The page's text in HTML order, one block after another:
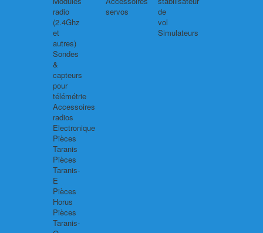
radio
(2.4Ghz
et
autres)
Sondes
&
capteurs
pour
télémétrie
Accessoires
radios
Electronique
Pièces
Taranis
Pièces
Taranis-
E
Pièces
Horus
Pièces
Taranis-
servos
de
vol
Simulateurs